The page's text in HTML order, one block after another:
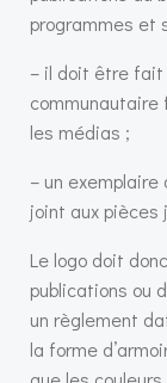
programmes et
– il doit être fait
les médias ;
– un
joint aux
Le logo doit
publications ou
un règlement
la forme